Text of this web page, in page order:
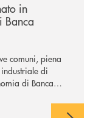
in
Banca
comuni, piena
di
di Banca
dell’operazione.